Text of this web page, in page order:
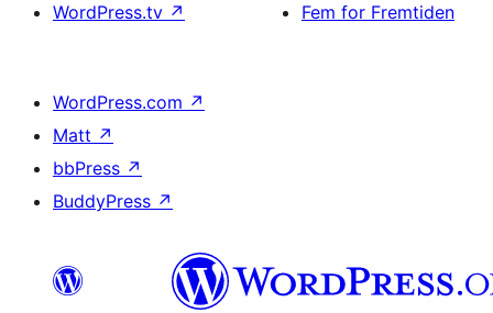
WordPress.tv ↗
Fem for Fremtiden
WordPress.com ↗
Matt ↗
bbPress ↗
BuddyPress ↗